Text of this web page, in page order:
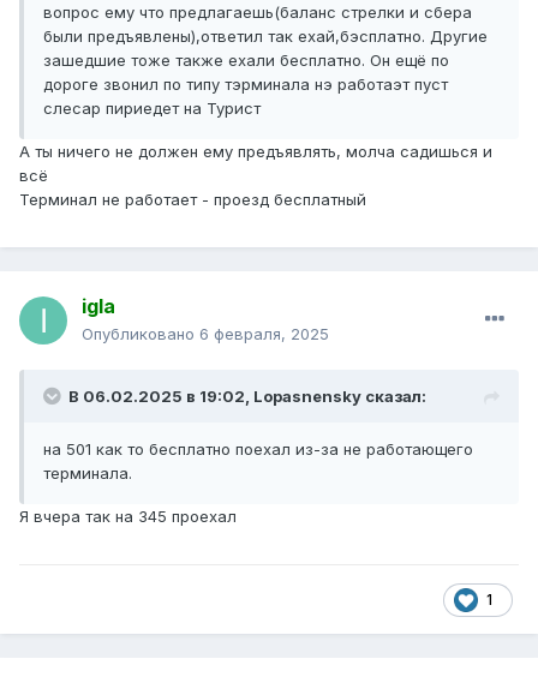
вопрос ему что предлагаешь(баланс стрелки и сбера
были предъявлены),ответил так ехай,бэсплатно. Другие
зашедшие тоже также ехали бесплатно. Он ещё по
дороге звонил по типу тэрминала нэ работаэт пуст
слесар пириедет на Турист
А ты ничего не должен ему предъявлять, молча садишься и
всё
Терминал не работает - проезд бесплатный
igla
Опубликовано 6 февраля, 2025
В 06.02.2025 в 19:02, Lopasnensky сказал:
на 501 как то бесплатно поехал из-за не работающего
терминала.
Я вчера так на 345 проехал
1